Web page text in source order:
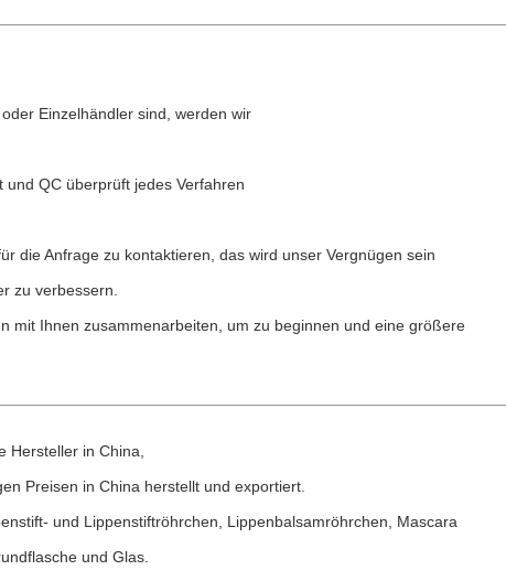
Einzelhändler sind, werden wir
QC überprüft jedes Verfahren
die Anfrage zu kontaktieren, das wird unser Vergnügen sein
zu verbessern.
mit Ihnen zusammenarbeiten, um zu beginnen und eine größere
Hersteller in China,
Preisen in China herstellt und exportiert.
und Lippenstiftröhrchen, Lippenbalsamröhrchen, Mascara
und Glas.